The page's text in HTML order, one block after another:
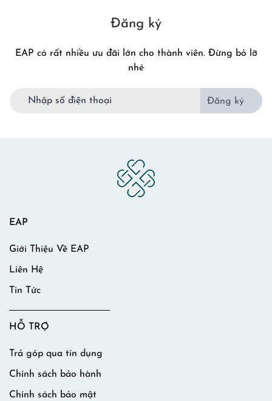
Đăng ký
EAP có rất nhiều ưu đãi lớn cho thành viên. Đừng bỏ lỡ
nhé
Đăng ký
EAP
Giới Thiệu Về EAP
Liên Hệ
Tin Tức
HỖ TRỢ
Trả góp qua tín dụng
Chính sách bảo hành
Chính sách bảo mật